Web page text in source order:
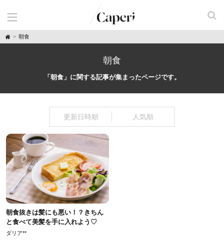
H
o
朝食
朝食
「朝食」に関する記事が集まったページです。
更新日時順 人気順
朝食抜きは髪にも悪い！？きちん
と食べて美髪を手に入れよう♡
ダリア**